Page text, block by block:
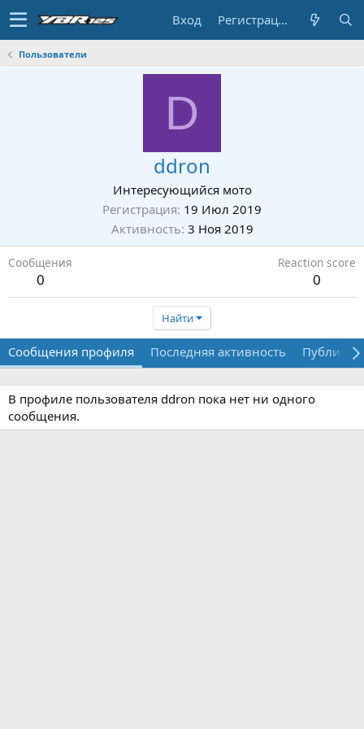
Вход Регистрация
Пользователи
D
ddron
Интересующийся мото
Регистрация 19 Июл 2019
Активность 3 Ноя 2019
Сообщения
0
Reaction score
0
Найти
Сообщения профиля Последняя активность
В профиле пользователя ddron пока нет ни одного
сообщения.